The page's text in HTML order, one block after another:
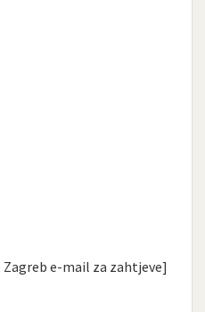
e-mail za zahtjeve]